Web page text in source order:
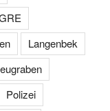
Langenbek
Polizei